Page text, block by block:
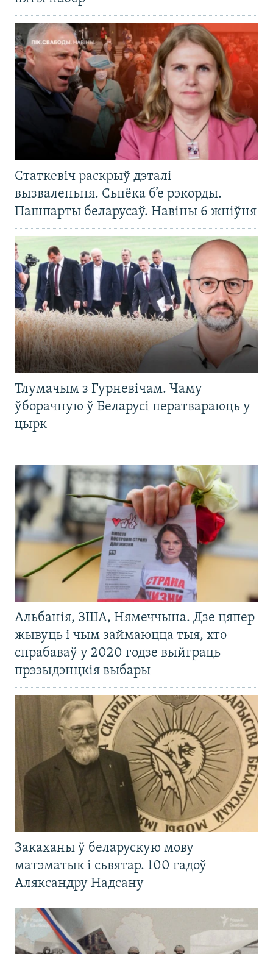
Статкевіч раскрыў дэталі
вызваленьня. Сьпёка б’е рэкорды.
Пашпарты беларусаў. Навіны 6 жніўня
Тлумачым з Гурневічам. Чаму
ўборачную ў Беларусі ператвараюць у
цырк
Альбанія, ЗША, Нямеччына. Дзе цяпер
жывуць і чым займаюцца тыя, хто
спрабаваў у 2020 годзе выйграць
прэзыдэнцкія выбары
Закаханы ў беларускую мову
матэматык і сьвятар. 100 гадоў
Аляксандру Надсану